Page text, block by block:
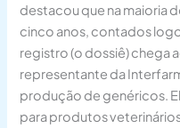
destacou que na maioria
cinco anos, contados
registro (o dossiê) chega
representante da
produção de genéricos.
para produtos